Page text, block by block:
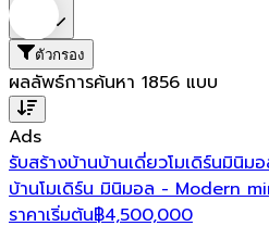
ตัวกรอง
ผลลัพธ์การค้นหา 1856 แบบ
Ads
รับสร้างบ้านบ้านเดี่ยวโมเดิร์นมินิม
บ้านโมเดิร์น มินิมอล - Modern
ราคาเริ่มต้น฿4,500,000